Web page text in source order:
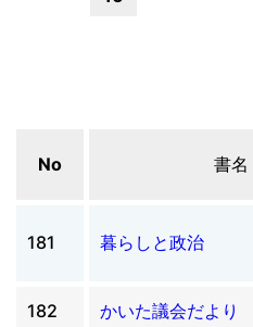
No 書名
181 暮らしと政治
182 かいた議会だより